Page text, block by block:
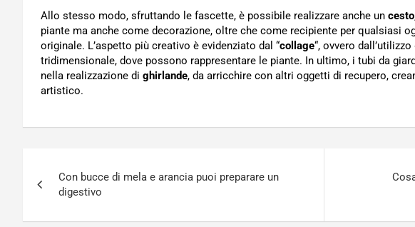
Allo stesso modo, sfruttando le fascette, è possibile realizzare anche un cesto
piante ma anche come decorazione, oltre che come recipiente per qualsiasi
originale. L’aspetto più creativo è evidenziato dal “collage“, ovvero
tridimensionale, dove possono rappresentare le piante. In ultimo, i tubi da
nella realizzazione di ghirlande, da arricchire con altri oggetti di recupero,
artistico.
articoli
Con bucce di mela e arancia puoi preparare un
digestivo